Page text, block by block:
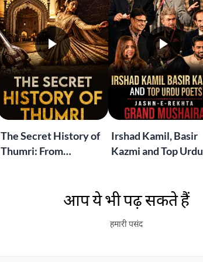
The Secret History of
Thumri: From
Irshad Kamil, Basir
Kazmi and Top Urdu
London Grand
Mushaira
आप ये भी पढ़ सकते हैं
हमारी पसंद